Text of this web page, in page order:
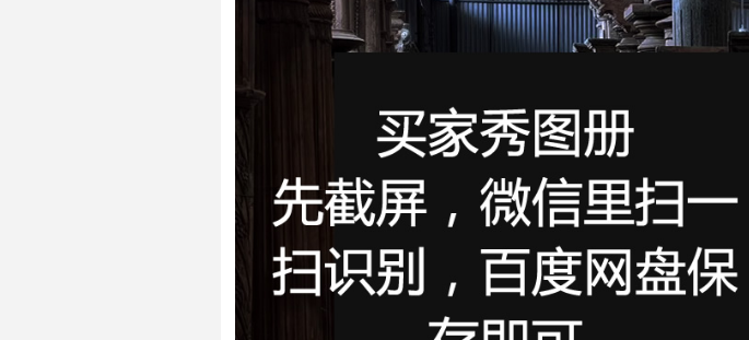
印度美人链-鼻环
4100880371799
一口价：44.00
印度美人链-鼻环
4100880370399
一口价：44.